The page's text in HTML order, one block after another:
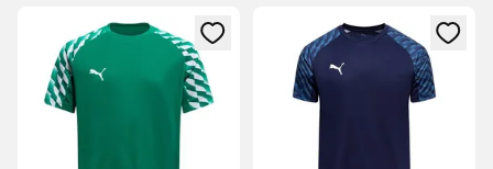
Opent een venster om in te loggen of je aan te melden als
Opent een venster om in te